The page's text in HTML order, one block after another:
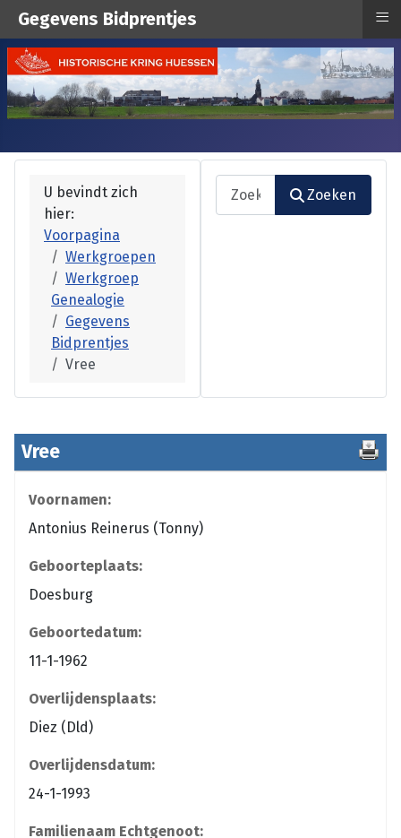
U bevindt zich
hier:
Voorpagina
Werkgroepen
Werkgroep
Genealogie
Gegevens
Bidprentjes
Vree
Zoeken
Zoeken
Vree
Voornamen:
Antonius Reinerus (Tonny)
Geboorteplaats:
Doesburg
Geboortedatum:
11-1-1962
Overlijdensplaats:
Diez (Dld)
Overlijdensdatum:
24-1-1993
Familienaam Echtgenoot:
Gegevens Bidprentjes ≡